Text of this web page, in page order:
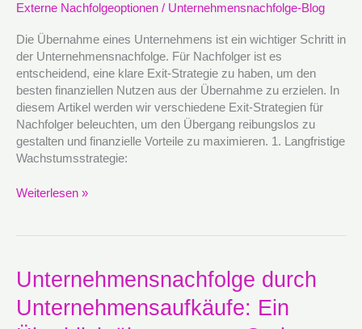
Externe Nachfolgeoptionen / Unternehmensnachfolge-Blog
Die Übernahme eines Unternehmens ist ein wichtiger Schritt in
der Unternehmensnachfolge. Für Nachfolger ist es
entscheidend, eine klare Exit-Strategie zu haben, um den
besten finanziellen Nutzen aus der Übernahme zu erzielen. In
diesem Artikel werden wir verschiedene Exit-Strategien für
Nachfolger beleuchten, um den Übergang reibungslos zu
gestalten und finanzielle Vorteile zu maximieren. 1. Langfristige
Wachstumsstrategie:
den
finanziellen
Nutzen
aus
der
Übernahme?
Weiterlesen »
Unternehmensnachfolge durch
Unternehmensaufkäufe: Ein
Unternehmensnachfolge
durch
Unternehmensaufkäufe:
Ein